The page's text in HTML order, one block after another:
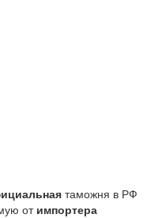
таможня в РФ
от импортера